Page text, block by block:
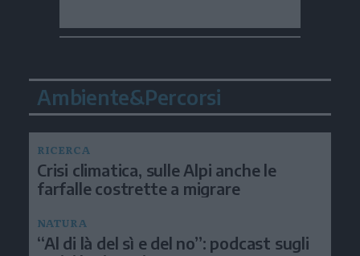
Ambiente&Percorsi
RICERCA
Crisi climatica, sulle Alpi anche le
farfalle costrette a migrare
NATURA
“Al di là del sì e del no”: podcast sugli